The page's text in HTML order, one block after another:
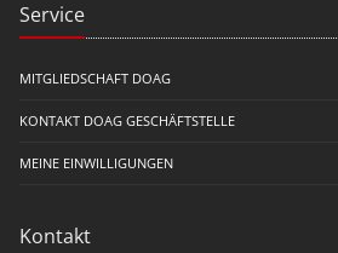
Service
MITGLIEDSCHAFT DOAG
KONTAKT DOAG GESCHÄFTSTELLE
MEINE EINWILLIGUNGEN
Kontakt